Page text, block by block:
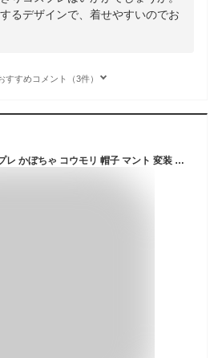
るデザインで、着せやすいのでお
すすめコメント（3件）
犬 ハロウィン 服 犬服 コスプレ かぼちゃ コウモリ 帽子 マント 変装 2点セット コスチューム フレンチブルドッグ フレブル おもしろグッズ 仮装 変装 秋 冬 プレゼント KM727G